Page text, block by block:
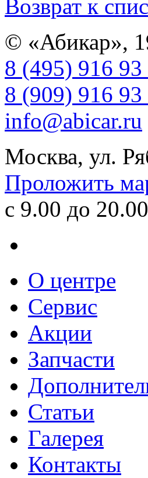
Возврат к
© «Абикар»,
8 (495) 916 93
8 (909) 916 93
info@abicar.ru
Москва, ул.
Проложить
с 9.00 до
О центре
Сервис
Акции
Запчасти
Статьи
Галерея
Контакты